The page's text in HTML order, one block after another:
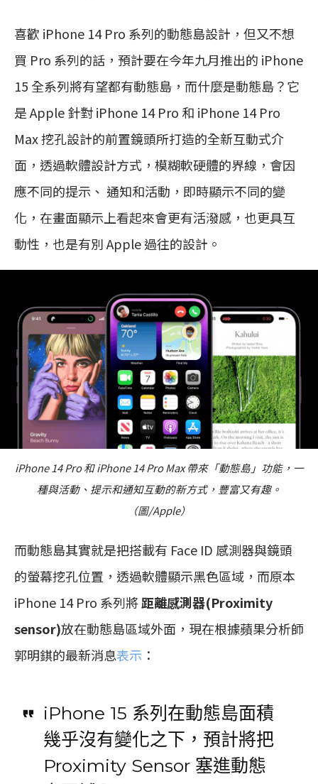
喜歡 iPhone 14 Pro 系列的動態島設計，但又不想
買 Pro 系列的話，預計要在今年九月推出的 iPhone
15 全系列將有望都有動態島，而什麼是動態島？它
是 Apple 針對 iPhone 14 Pro 和 iPhone 14 Pro
Max 挖孔設計的前置鏡頭所打造的全新互動式介
面，透過軟體設計方式，模糊軟硬體的界線，會因
應不同的提示、 通知和活動，即時顯示不同的變
化，在畫面顯示上看起來會更有活潑感，也更具互
動性，也是有別 Apple 過往的設計。
iPhone 14 Pro 和 iPhone 14 Pro Max 帶來「動態島」功能，一
種與活動、提示和通知互動的新方式，豐富又有趣。
（圖/Apple）
而動態島其實就是把搭載有 Face ID 感測器與鏡頭
的螢幕挖孔位置，透過軟體顯示黑色區域，而原本
iPhone 14 Pro 系列將距離感測器(Proximity
sensor)放在動態島區域外面，現在根據蘋果分析師
郭明錤的最新消息表示 ：
iPhone 15 系列在動態島面積
幾乎沒有變化之下，預計將把
Proximity Sensor 塞進動態